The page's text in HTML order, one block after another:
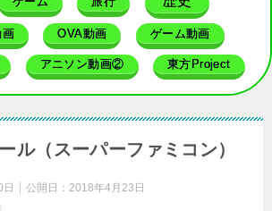
画 OVA動画 ゲーム動画
アニソン動画② 東方Project
ル（スーパーファミコン）
公開日： 2018年4月23日